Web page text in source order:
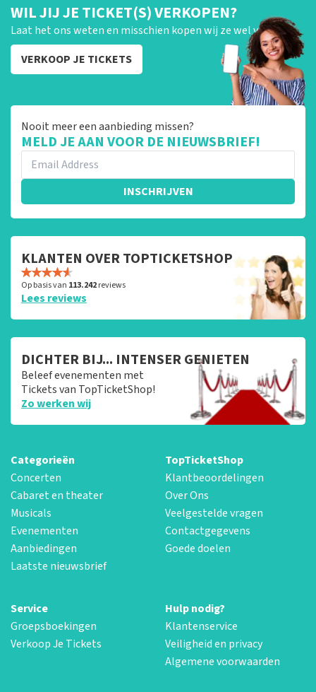
WIL JIJ JE TICKET(S) VERKOPEN?
Laat het ons weten en misschien kopen wij ze wel van je!
VERKOOP JE TICKETS
Nooit meer een aanbieding missen?
MELD JE AAN VOOR DE NIEUWSBRIEF!
INSCHRIJVEN
KLANTEN OVER TOPTICKETSHOP
Op basis van 113.242reviews
Lees reviews
DICHTER BIJ... INTENSER GENIETEN
Beleef evenementen met
Tickets van TopTicketShop!
Zo werken wij
Categorieën
Concerten
Cabaret en theater
Musicals
Evenementen
Aanbiedingen
Laatste nieuwsbrief
TopTicketShop
Klantbeoordelingen
Over Ons
Veelgestelde vragen
Contactgegevens
Goede doelen
Service
Groepsboekingen
Verkoop Je Tickets
Hulp nodig?
Klantenservice
Veiligheid en privacy
Algemene voorwaarden